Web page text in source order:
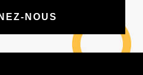
NOUS